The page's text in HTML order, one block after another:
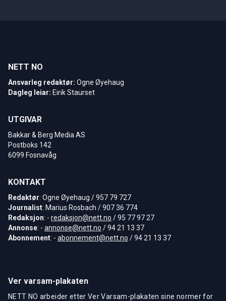
NETT NO
Ansvarleg redaktør: Ogne Øyehaug
Dagleg leiar: Eirik Staurset
UTGIVAR
Bakkar & Berg Media AS
Postboks 142
6099 Fosnavåg
KONTAKT
Redaktør: Ogne Øyehaug / 957 79 727
Journalist: Marius Rosbach / 907 36 774
Redaksjon: - redaksjon@nett.no / 95 77 97 27
Annonse: - annonse@nett.no / 94 21 13 37
Abonnement: - abonnement@nett.no / 94 21 13 37
Ver varsam-plakaten
NETT NO arbeider etter Ver Varsam-plakaten sine normer for